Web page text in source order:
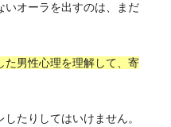
いオーラを出すのは、まだ
た男性心理を理解して、寄
たりしてはいけません。